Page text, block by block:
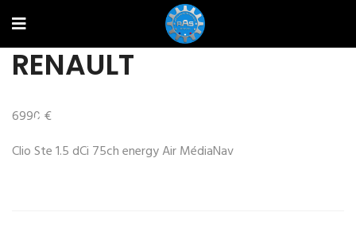
RENAULT
6990 €
Clio Ste 1.5 dCi 75ch energy Air MédiaNav